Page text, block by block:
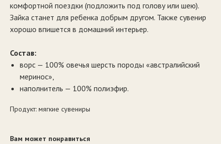
комфортной поездки (подложить под голову или шею).
Зайка станет для ребенка добрым другом. Также сувенир
хорошо впишется в домашний интерьер.
Состав:
ворс — 100% овечья шерсть породы «австралийский
меринос»,
наполнитель — 100% полиэфир.
Продукт: мягкие сувениры
Вам может понравиться